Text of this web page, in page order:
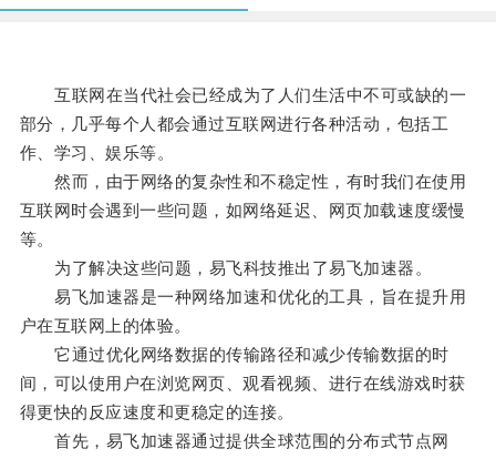
互联网在当代社会已经成为了人们生活中不可或缺的一
部分，几乎每个人都会通过互联网进行各种活动，包括工
作、学习、娱乐等。
然而，由于网络的复杂性和不稳定性，有时我们在使用
互联网时会遇到一些问题，如网络延迟、网页加载速度缓慢
等。
为了解决这些问题，易飞科技推出了易飞加速器。
易飞加速器是一种网络加速和优化的工具，旨在提升用
户在互联网上的体验。
它通过优化网络数据的传输路径和减少传输数据的时
间，可以使用户在浏览网页、观看视频、进行在线游戏时获
得更快的反应速度和更稳定的连接。
首先，易飞加速器通过提供全球范围的分布式节点网